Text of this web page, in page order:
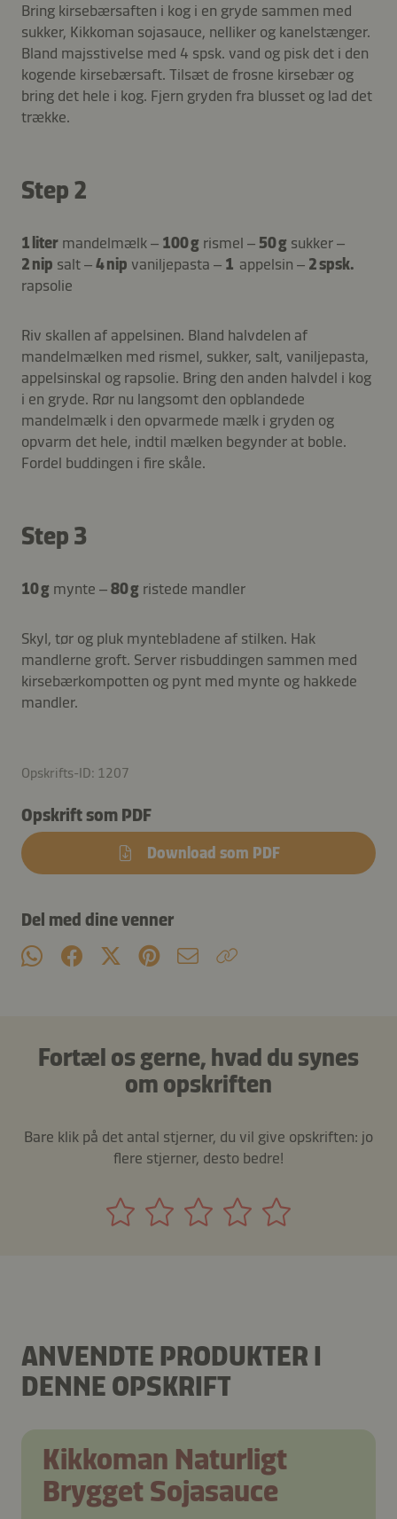
Bring kirsebærsaften i kog i en gryde sammen med
sukker, Kikkoman sojasauce, nelliker og kanelstænger.
Bland majsstivelse med 4 spsk. vand og pisk det i den
kogende kirsebærsaft. Tilsæt de frosne kirsebær og
bring det hele i kog. Fjern gryden fra blusset og lad det
trække.
Step 2
1 liter mandelmælk – 100 g rismel – 50 g sukker –
2 nip salt –4 nip vaniljepasta – 1 appelsin – 2 spsk.
rapsolie
Riv skallen af appelsinen. Bland halvdelen af
mandelmælken med rismel, sukker, salt, vaniljepasta,
appelsinskal og rapsolie. Bring den anden halvdel i kog
i en gryde. Rør nu langsomt den opblandede
mandelmælk i den opvarmede mælk i gryden og
opvarm det hele, indtil mælken begynder at boble.
Fordel buddingen i fire skåle.
Step 3
10 g mynte –80 g ristede mandler
Skyl, tør og pluk myntebladene af stilken. Hak
mandlerne groft. Server risbuddingen sammen med
kirsebærkompotten og pynt med mynte og hakkede
mandler.
Opskrifts-ID: 1207
Opskrift som PDF
Download som PDF
Del med dine venner
Fortæl os gerne, hvad du synes
om opskriften
Bare klik på det antal stjerner, du vil give opskriften: jo
flere stjerner, desto bedre!
ANVENDTE PRODUKTER I
DENNE OPSKRIFT
Kikkoman Naturligt
Brygget Sojasauce